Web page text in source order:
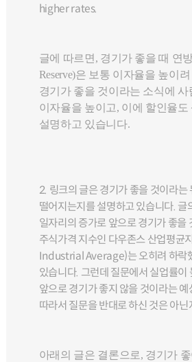
higher rates.
글에 따르면, 경기가 좋을 때 연
Reserve)은 보통 이자율을 높이
경기가 좋을 것이라는 소식에 사
이자율을 높이고, 이에 할인율도
설명하고 있습니다.
2. 링크의 글은 경기가 좋을 것이라는
떨어지는지를 설명하고 있습니다. 글
일자리의 증가로 앞으로 경기가 좋을
주식가격 지수인 다우존스 산업평
Industrial Average)는 오히려 하락
있습니다. 그런데 질문에서 실업률이
앞으로 경기가 좋지 않을 것이라는
따라서 질문을 반대로 하신 것은 아닌
아래의 글은 결론으로, 경기가